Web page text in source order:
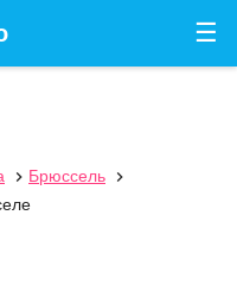
☰
 Брюссель
